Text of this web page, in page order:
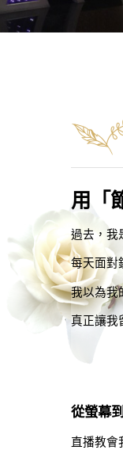
用「
過去，我
每天面對
我以為我
真正讓我
從螢幕
直播教會